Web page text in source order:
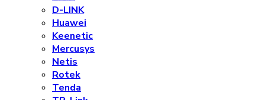
D-LINK
Huawei
Keenetic
Mercusys
Netis
Rotek
Tenda